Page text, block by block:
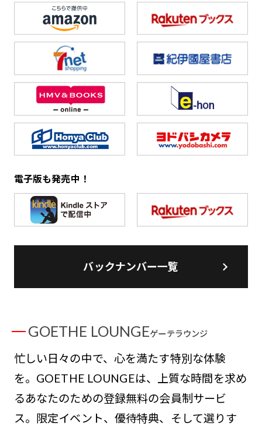
電子版も発売中！
バックナンバー一覧
GOETHE LOUNGEゲーテラウンジ
忙しい日々の中で、心を満たす特別な体験
を。GOETHE LOUNGEは、上質な時間を求め
るあなたのための登録無料の会員制サービ
ス。限定イベント、優待特典、そして選りす